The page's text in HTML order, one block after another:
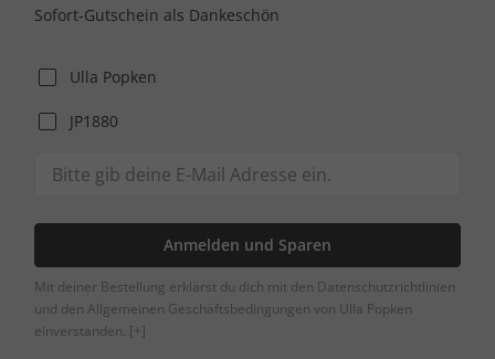
Sofort-Gutschein als Dankeschön
Ulla Popken
JP1880
Anmelden und Sparen
Mit deiner Bestellung erklärst du dich mit den Datenschutzrichtlinien
und den Allgemeinen Geschäftsbedingungen von Ulla Popken
einverstanden. [+]